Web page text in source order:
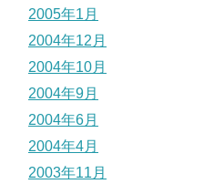
2005年1月
2004年12月
2004年10月
2004年9月
2004年6月
2004年4月
2003年11月